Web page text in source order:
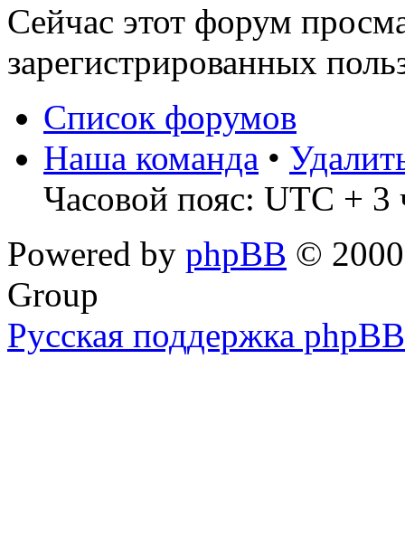
Сейчас этот форум
зарегистрированных
Список форумов
Наша команда •
Часовой пояс: UTC + 3
Powered by phpBB ©
Group
Русская поддержка phpBB